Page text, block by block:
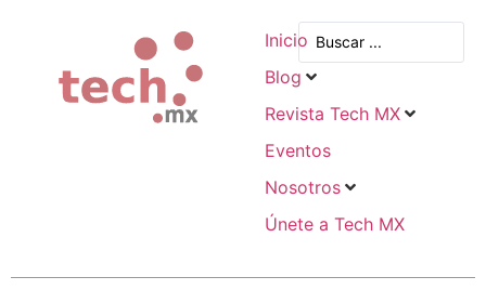
Inicio
Blog
Revista Tech MX
Eventos
Nosotros
Únete a Tech MX